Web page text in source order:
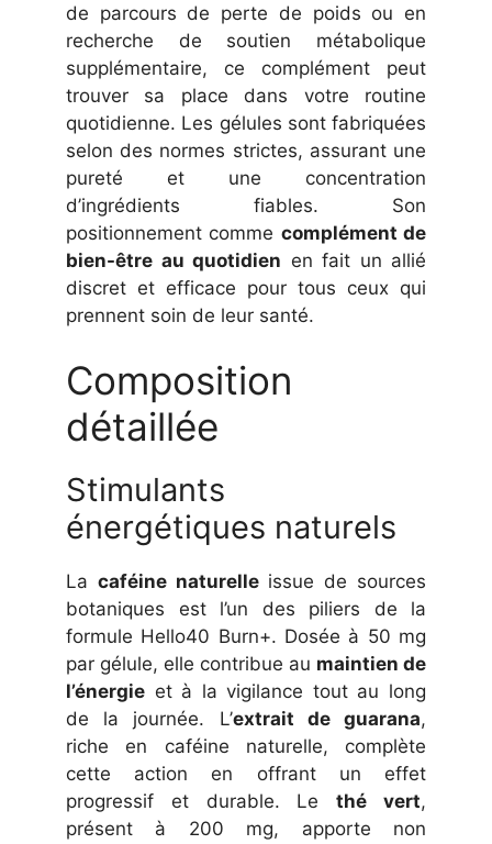
de parcours de perte de poids ou en
recherche de soutien métabolique
supplémentaire, ce complément peut
trouver sa place dans votre routine
quotidienne. Les gélules sont fabriquées
selon des normes strictes, assurant une
pureté et une concentration
d’ingrédients fiables. Son
positionnement comme complément de
bien-être au quotidien en fait un allié
discret et efficace pour tous ceux qui
prennent soin de leur santé.
Composition
détaillée
Stimulants
énergétiques naturels
La caféine naturelleissue de sources
botaniques est l’un des piliers de la
formule Hello40 Burn+. Dosée à 50 mg
par gélule, elle contribue au maintien de
l’énergie et à la vigilance tout au long
de la journée. L’extrait de guarana,
riche en caféine naturelle, complète
cette action en offrant un effet
progressif et durable. Lethé vert,
présent à 200 mg, apporte non